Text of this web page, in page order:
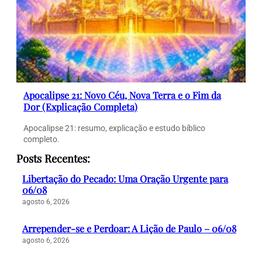
Apocalipse 21: Novo Céu, Nova Terra e o Fim da
Dor (Explicação Completa)
Apocalipse 21: resumo, explicação e estudo bíblico
completo.
Posts Recentes:
Libertação do Pecado: Uma Oração Urgente para
06/08
agosto 6, 2026
Arrepender-se e Perdoar: A Lição de Paulo – 06/08
agosto 6, 2026